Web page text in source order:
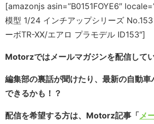
[amazonjs asin=”B0151FOYE6″
模型 1/24 インチアップシリーズ
ーボTR-XX/エアロ プラモデル ID153″]
Motorzではメールマガジンを配信してい
編集部の裏話が聞けたり、最新の自動
できるかも！？
配信を希望する方は、Motorz記事「メ